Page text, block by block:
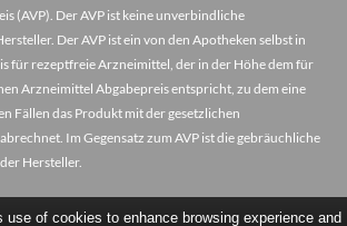
(AVP). Der AVP ist keine unverbindliche
Der AVP ist ein von den Apotheken selbst in
für rezeptfreie Arzneimittel, der in der Höhe dem für
Arzneimittel Abgabepreis entspricht, zu dem eine
Fällen das Produkt mit der gesetzlichen
Im Gegensatz zum AVP ist die gebräuchliche
Hersteller.
use of cookies to enhance browsing experience and